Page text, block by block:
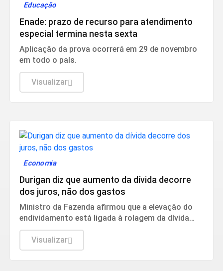
Educação
Enade: prazo de recurso para atendimento
especial termina nesta sexta
Aplicação da prova ocorrerá em 29 de novembro
em todo o país.
Visualizar
Economia
Durigan diz que aumento da dívida decorre
dos juros, não dos gastos
Ministro da Fazenda afirmou que a elevação do
endividamento está ligada à rolagem da dívida
pública e defendeu a política fiscal do governo.
Visualizar